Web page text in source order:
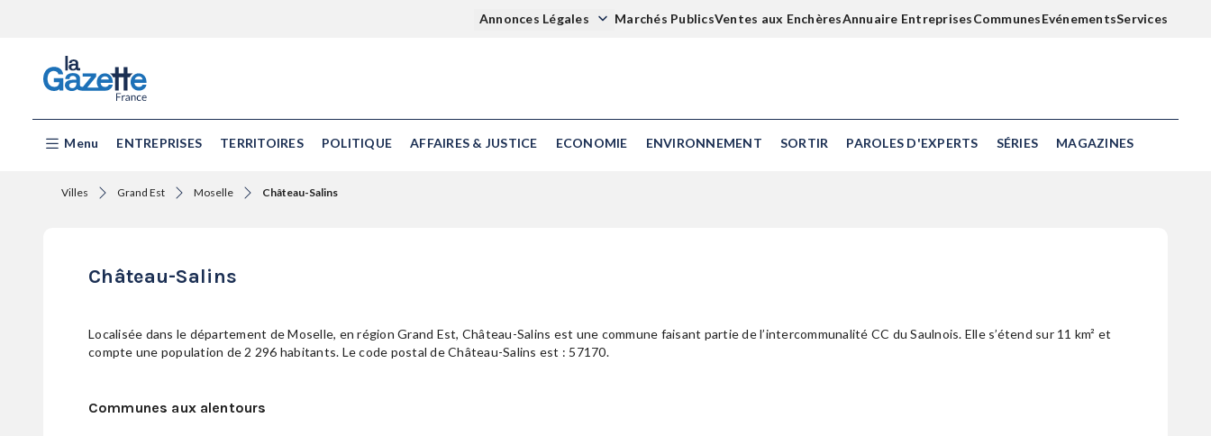
Annonces Légales Marchés PublicsVentes aux EnchèresAnnuaire EntreprisesCommunesEvénementsServices
Menu ENTREPRISES TERRITOIRES POLITIQUE AFFAIRES & JUSTICE ECONOMIE ENVIRONNEMENT SORTIR PAROLES D'EXPERTS SÉRIES MAGAZINES
Villes Grand Est Moselle Château-Salins
Château-Salins
Localisée dans le département de Moselle, en région Grand Est, Château-Salins est une commune faisant partie de l’intercommunalité CC du Saulnois. Elle s’étend sur 11 km² et
compte une population de 2 296 habitants. Le code postal de Château-Salins est : 57170.
Communes aux alentours